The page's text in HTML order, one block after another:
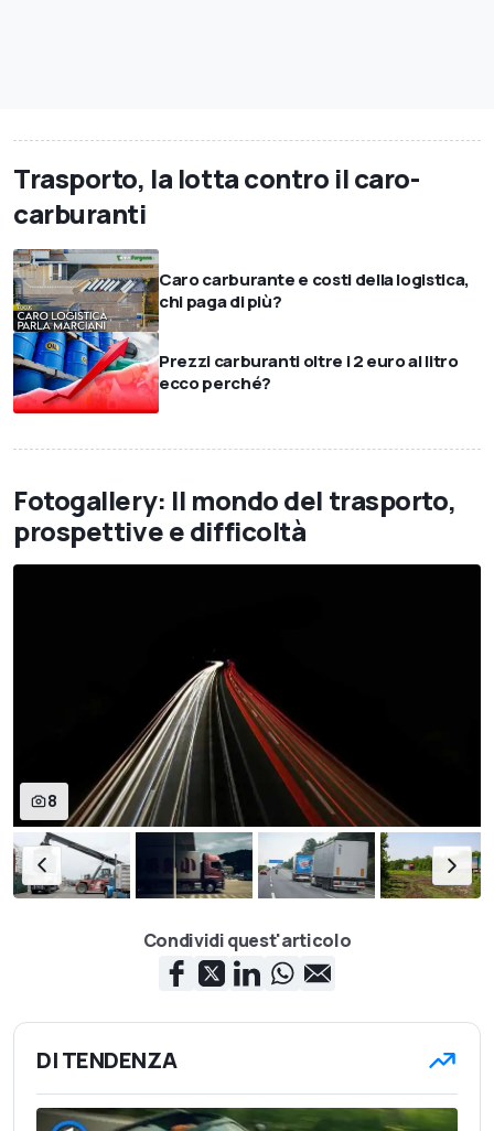
Trasporto, la lotta contro il caro-
carburanti
Caro carburante e costi della logistica,
chi paga di più?
Prezzi carburanti oltre i 2 euro al litro
ecco perché?
Fotogallery: Il mondo del trasporto,
prospettive e difficoltà
8
Condividi quest'articolo
DI TENDENZA